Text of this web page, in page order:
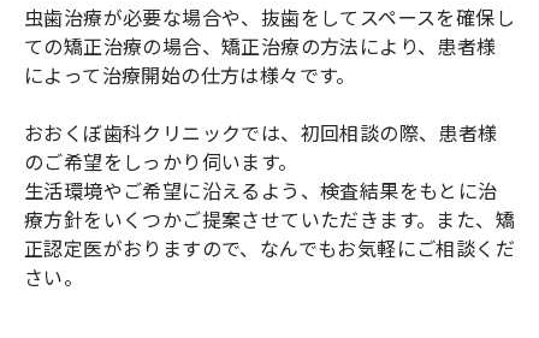
虫歯治療が必要な場合や、抜歯をしてスペースを確保し
ての矯正治療の場合、矯正治療の方法により、患者様
によって治療開始の仕方は様々です。
おおくぼ歯科クリニックでは、初回相談の際、患者様
のご希望をしっかり伺います。
生活環境やご希望に沿えるよう、検査結果をもとに治
療方針をいくつかご提案させていただきます。また、矯
正認定医がおりますので、なんでもお気軽にご相談くだ
さい。